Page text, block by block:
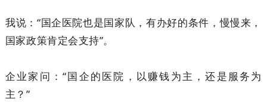
我说：“国企医院也是国家队，有办好的条件，慢慢来，
国家政策肯定会支持”。
企业家问：“国企的医院，以赚钱为主，还是服务为
主？”